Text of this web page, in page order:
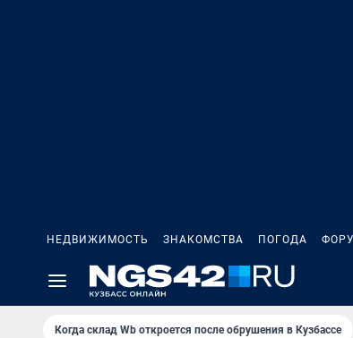
НЕДВИЖИМОСТЬ ЗНАКОМСТВА ПОГОДА
Когда склад Wb откроется после обрушения в Кузбассе